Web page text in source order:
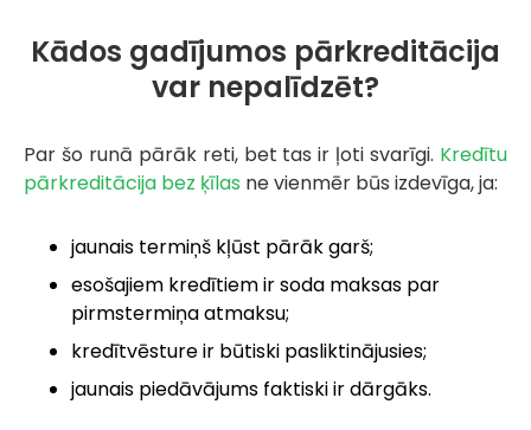
Kādos gadījumos pārkreditācija
var nepalīdzēt?
Par šo runā pārāk reti, bet tas ir ļoti svarīgi. Kredītu
pārkreditācija bez ķīlas ne vienmēr būs izdevīga, ja:
jaunais termiņš kļūst pārāk garš;
esošajiem kredītiem ir soda maksas par
pirmstermiņa atmaksu;
kredītvēsture ir būtiski pasliktinājusies;
jaunais piedāvājums faktiski ir dārgāks.